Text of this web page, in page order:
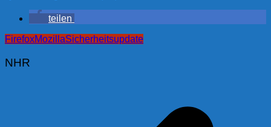
teilen
FirefoxMozillaSicherheitsupdate
NHR